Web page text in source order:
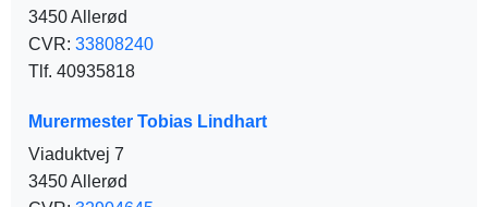
3450 Allerød
CVR: 33808240
Tlf. 40935818
Murermester Tobias Lindhart
Viaduktvej 7
3450 Allerød